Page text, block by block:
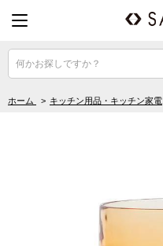
何かお探しですか？
ホーム > キッチン用品・キッチン家電